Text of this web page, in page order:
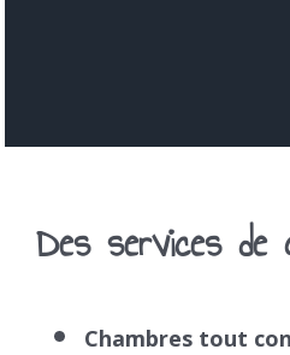
Des services
Chambres tout